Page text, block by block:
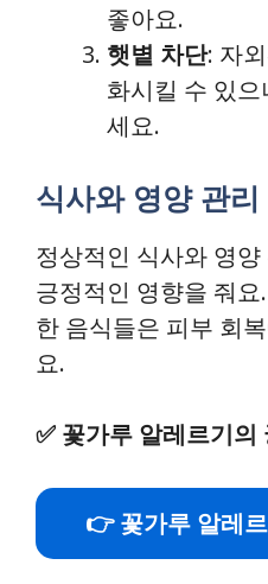
좋아요.
햇볕 차단: 자
화시킬 수 있
세요.
식사와 영양 관리
정상적인 식사와 영
긍정적인 영향을 줘요
한 음식들은 피부 회
요.
✅ 꽃가루 알레르기의
👉 꽃가루 알레